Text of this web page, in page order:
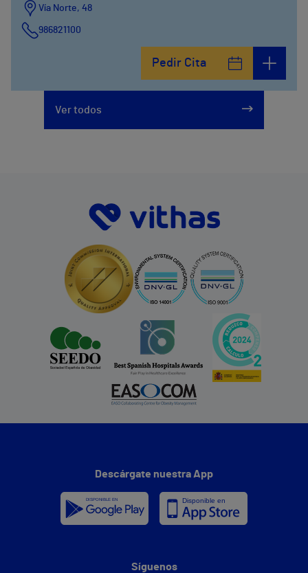
Vía Norte, 48
986821100
Pedir Cita
Ver todos
Descárgate nuestra App
Síguenos